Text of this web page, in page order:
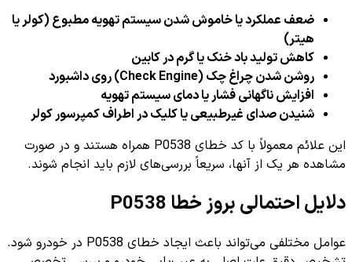
ضعف عملکرد یا خاموش شدن سیستم تهویه مطبوع (کولر یا
هیتر)
کاهش تولید باد خنک یا گرم در کابین
روشن شدن چراغ چک (Check Engine) روی داشبورد
افزایش ناگهانی فشار یا دمای سیستم تهویه
شنیدن صدای غیرطبیعی یا کلیک در اطراف کمپرسور کولر
این علائم معمولاً با کد خطای P0538 همراه هستند و در صورت
مشاهده هر یک از آنها، سریعاً بررسی‌های لازم باید انجام شوند.
دلایل احتمالی بروز خطا P0538
عوامل مختلفی می‌تواند باعث ایجاد خطای P0538 در خودرو شود.